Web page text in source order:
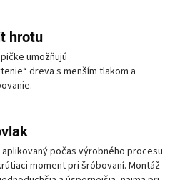
hrotu
umožňujú
dreva s menším tlakom a
počas výrobného procesu
moment pri šróbovaní. Montáž